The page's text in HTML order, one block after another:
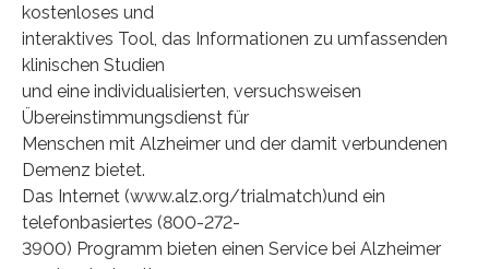
kostenloses und
interaktives Tool, das Informationen zu umfassenden
klinischen Studien
und eine individualisierten, versuchsweisen
Übereinstimmungsdienst für
Menschen mit Alzheimer und der damit verbundenen
Demenz bietet.
Das Internet (www.alz.org/trialmatch)und ein
telefonbasiertes (800-272-
3900) Programm bieten einen Service bei Alzheimer